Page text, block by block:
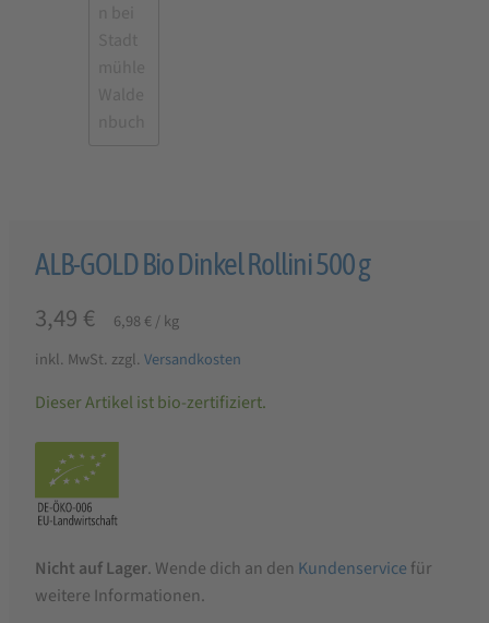
ALB-GOLD Bio Dinkel Rollini 500 g
3,49 € 6,98 €/kg
inkl. MwSt. zzgl. Versandkosten
Dieser Artikel ist bio-zertifiziert.
Nicht auf Lager. Wende dich an den Kundenservice für
weitere Informationen.